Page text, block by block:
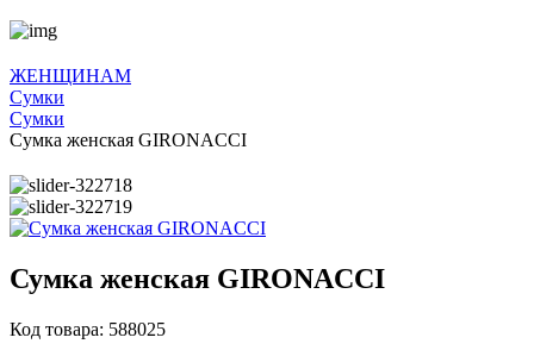
ЖЕНЩИНАМ
Сумки
Сумки
Сумка женская GIRONACCI
Сумка женская GIRONACCI
Код товара: 588025